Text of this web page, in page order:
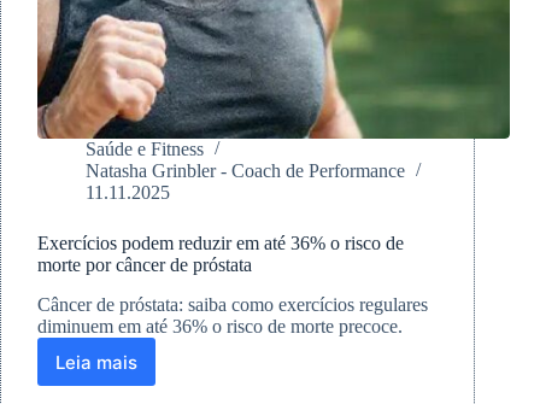
Saúde e Fitness
Natasha Grinbler - Coach de Performance
11.11.2025
Exercícios podem reduzir em até 36% o risco de
morte por câncer de próstata
Câncer de próstata: saiba como exercícios regulares
diminuem em até 36% o risco de morte precoce.
Leia maisExercícios